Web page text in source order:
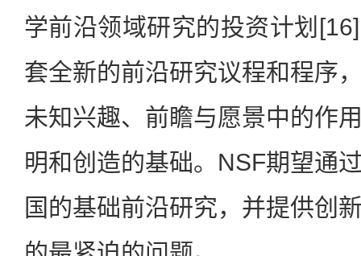
学前沿领域研究的投资计划
套全新的前沿研究议程和程序
未知兴趣、前瞻与愿景中的作
明和创造的基础。NSF期望通
国的基础前沿研究，并提供创